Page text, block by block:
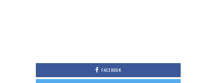
FACEBOOK